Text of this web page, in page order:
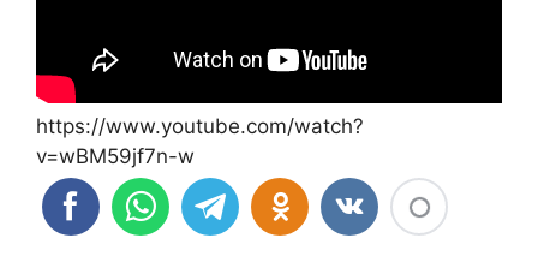
https://www.youtube.com/watch?
v=wBM59jf7n-w